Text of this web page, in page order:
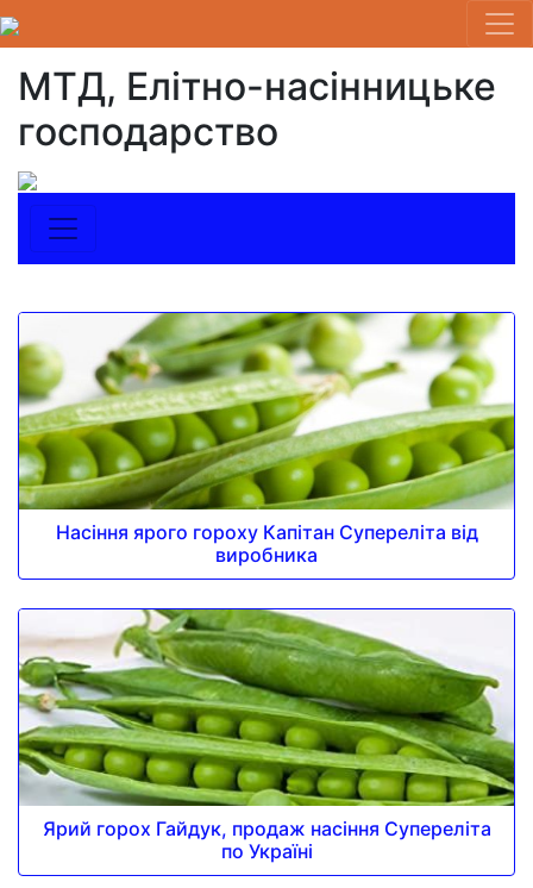
МТД, Елітно-насінницьке
господарство
Насіння ярого гороху Капітан Супереліта від
виробника
Ярий горох Гайдук, продаж насіння Супереліта
по Україні